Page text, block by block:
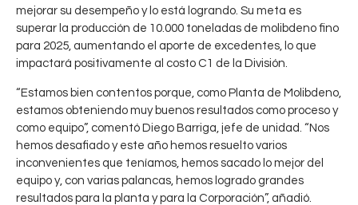
mejorar su desempeño y lo está logrando. Su meta es
superar la producción de 10.000 toneladas de molibdeno fino
para 2025, aumentando el aporte de excedentes, lo que
impactará positivamente al costo C1 de la División.
“Estamos bien contentos porque, como Planta de Molibdeno,
estamos obteniendo muy buenos resultados como proceso y
como equipo”, comentó Diego Barriga, jefe de unidad. “Nos
hemos desafiado y este año hemos resuelto varios
inconvenientes que teníamos, hemos sacado lo mejor del
equipo y, con varias palancas, hemos logrado grandes
resultados para la planta y para la Corporación”, añadió.